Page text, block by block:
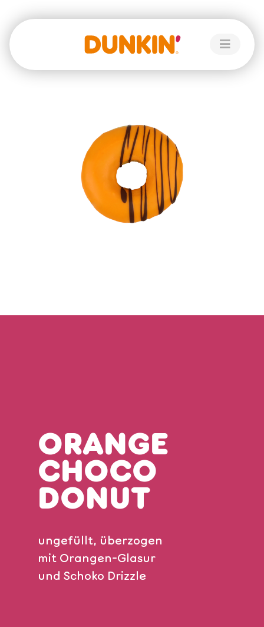
ORANGE
CHOCO
DONUT
ungefüllt, überzogen
mit Orangen-Glasur
und Schoko Drizzle